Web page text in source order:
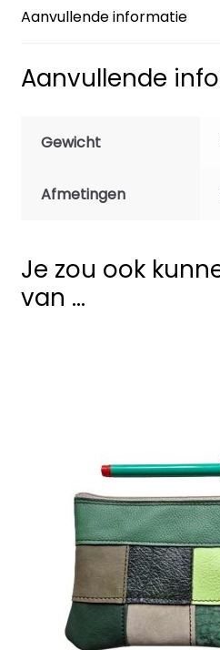
Aanvullende informatie
Aanvullende
Gewicht
Afmetingen
Je zou ook
van …